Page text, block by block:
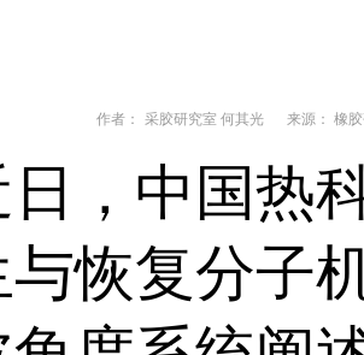
作者： 采胶研究室 何其光 来源： 橡胶
中国热科
与恢复分子